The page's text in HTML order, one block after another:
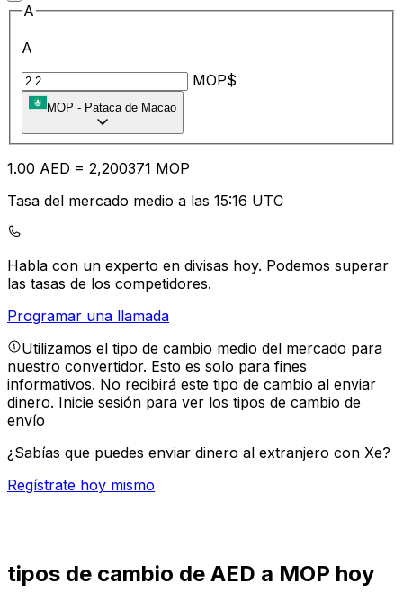
A
A
MOP$
MOP - Pataca de Macao
1.00 AED = 2,200371 MOP
Tasa del mercado medio a las 15:16 UTC
Habla con un experto en divisas hoy. Podemos superar
las tasas de los competidores.
Programar una llamada
Utilizamos el tipo de cambio medio del mercado para
nuestro convertidor. Esto es solo para fines
informativos. No recibirá este tipo de cambio al enviar
dinero. Inicie sesión para ver los tipos de cambio de
envío
¿Sabías que puedes enviar dinero al extranjero con Xe?
Regístrate hoy mismo
tipos de cambio de AED a MOP hoy